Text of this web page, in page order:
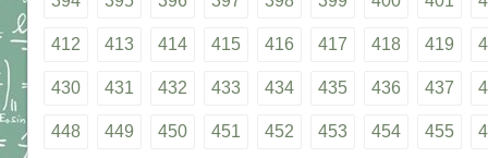
412 413 414 415 416 417 418 419
430 431 432 433 434 435 436 437
448 449 450 451 452 453 454 455